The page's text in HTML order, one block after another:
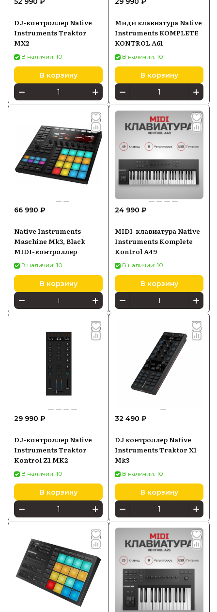
инновациями и качеством, что делает ее
любителей в области музыки и
звукозаписи.
DJ-контроллер Native
Instruments Traktor
MX2
В наличии: 10
В корзину
Миди клавиатура Native
Instruments KOMPLETE
KONTROL A61
В наличии: 10
В корзину
66 990 ₽
Native Instruments
Maschine Mk3, Black
MIDI-контроллер
В наличии: 10
В корзину
24 990 ₽
MIDI-клавиатура Native
Instruments Komplete
Kontrol A49
В наличии: 10
В корзину
29 990 ₽
DJ-контроллер Native
Instruments Traktor
Kontrol Z1 MK2
В наличии: 10
В корзину
32 490 ₽
DJ контроллер Native
Instruments Traktor X1
Mk3
В наличии: 10
В корзину